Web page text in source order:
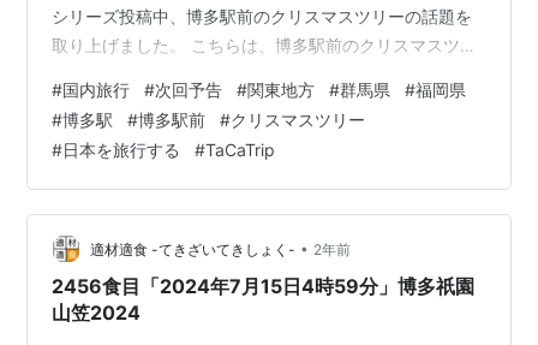
シリーズ投稿中、博多駅前のクリスマスツリーの話題を
取り上げました。 こちらは、博多駅前のクリスマスツリ
徐々に変化します。その様子を動画に撮っているので、
準備ができ次第、YouTubeにアップしようと思います😊
この度、準備が出来たので、Youtubeにアップしまし
た。クリスマスツリークリスマスツリーのイルミネーシ
ョンが綺麗ですね✨ さて、本編。今回は、次回のシリー
ズ投稿のご案内になり…
#国内旅行 #次回予告 #関東地方 #群馬県 #福岡県
#博多駅 #博多駅前 #クリスマスツリー
#日本を旅行する #TaCaTrip
適材適食 -てきざいてきしょく- • 2年前
2456食目「2024年7月15日4時59分」博多祇園
山笠2024